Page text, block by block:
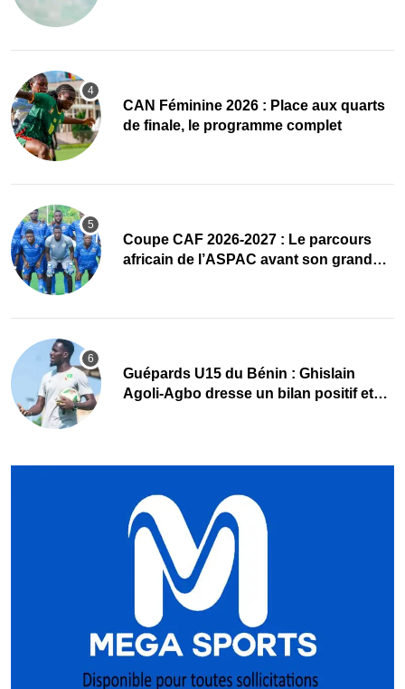
CAN Féminine 2026 : Place aux quarts
de finale, le programme complet
Coupe CAF 2026-2027 : Le parcours
africain de l’ASPAC avant son grand
Guépards U15 du Bénin : Ghislain
Agoli-Agbo dresse un bilan positif et